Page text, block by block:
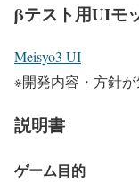
βテスト用UIモ
Meisyo3 UI
※開発内容・方針が
説明書
ゲーム目的